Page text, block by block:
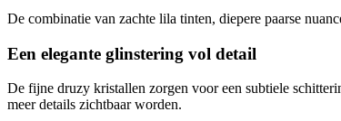
De combinatie van zachte lila tinten, diepere paarse
Een elegante glinstering vol detail
De fijne druzy kristallen zorgen voor een subtiele
meer details zichtbaar worden.